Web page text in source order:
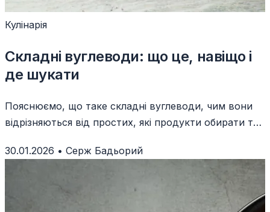
Кулінарія
Складні вуглеводи: що це, навіщо і
де шукати
Пояснюємо, що таке складні вуглеводи, чим вони
відрізняються від простих, які продукти обирати та
30.01.2026 • Серж Бадьорий